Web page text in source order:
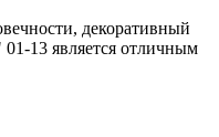
декоративный
13 является отличным